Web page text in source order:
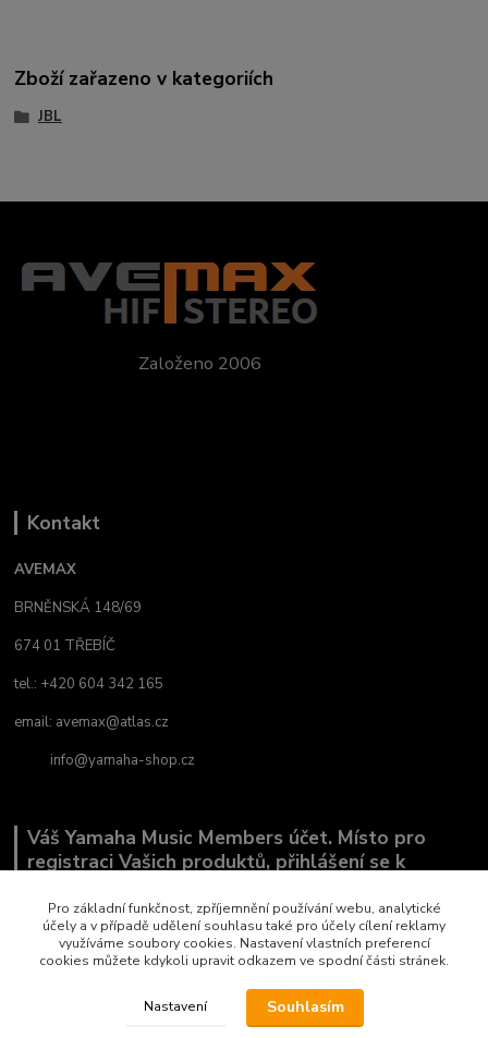
Zboží zařazeno v kategoriích
JBL
Založeno 2006
Kontakt
AVEMAX
BRNĚNSKÁ 148/69
674 01 TŘEBÍČ
tel.: +420 604 342 165
email: avemax@atlas.cz
info@yamaha-shop.cz
Váš Yamaha Music Members účet. Místo pro
registraci Vašich produktů, přihlášení se k
co Vás zajímá.
Pro základní funkčnost, zpříjemnění používání webu, analytické
účely a v případě udělení souhlasu také pro účely cílení reklamy
využíváme soubory cookies. Nastavení vlastních preferencí
cookies můžete kdykoli upravit odkazem ve spodní části stránek.
Nastavení Souhlasím